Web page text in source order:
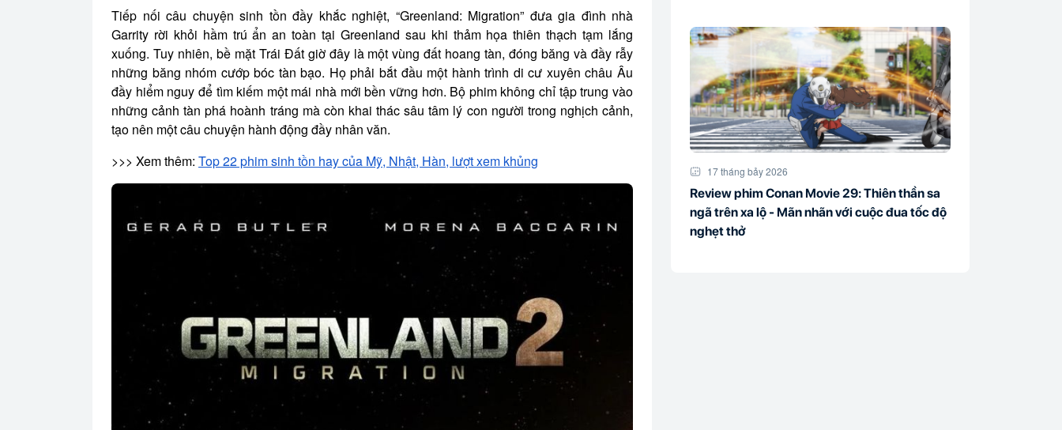
Tiếp nối câu chuyện sinh tồn đầy khắc nghiệt, “Greenland: Migration” đưa gia đình nhà
Garrity rời khỏi hầm trú ẩn an toàn tại Greenland sau khi thảm họa thiên thạch tạm lắng
xuống. Tuy nhiên, bề mặt Trái Đất giờ đây là một vùng đất hoang tàn, đóng băng và đầy rẫy
những băng nhóm cướp bóc tàn bạo. Họ phải bắt đầu một hành trình di cư xuyên châu Âu
đầy hiểm nguy để tìm kiếm một mái nhà mới bền vững hơn. Bộ phim không chỉ tập trung vào
những cảnh tàn phá hoành tráng mà còn khai thác sâu tâm lý con người trong nghịch cảnh,
tạo nên một câu chuyện hành động đầy nhân văn.
>>> Xem thêm: Top 22 phim sinh tồn hay của Mỹ, Nhật, Hàn, lượt xem khủng
17 tháng bảy 2026
Review phim Conan Movie 29: Thiên thần sa
ngã trên xa lộ - Mãn nhãn với cuộc đua tốc độ
nghẹt thở